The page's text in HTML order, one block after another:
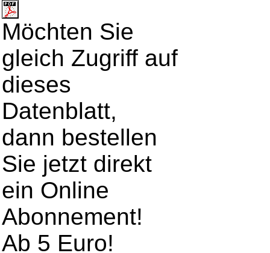
Möchten Sie
gleich Zugriff auf
dieses
Datenblatt,
dann bestellen
Sie jetzt direkt
ein Online
Abonnement!
Ab 5 Euro!